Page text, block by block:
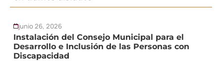
junio 26, 2026
Instalación del Consejo Municipal para el
Desarrollo e Inclusión de las Personas con
Discapacidad